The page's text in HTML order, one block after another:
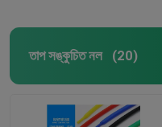
তাপ সঙ্কুচিত নল (20)